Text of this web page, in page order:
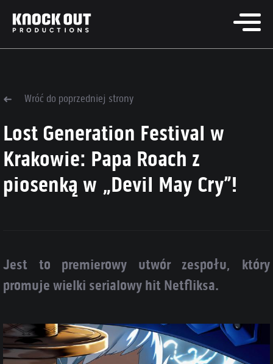
Wróć do poprzedniej strony
Lost Generation Festival w
Krakowie: Papa Roach z
piosenką w „Devil May Cry”!
Jest to premierowy utwór zespołu, który
promuje wielki serialowy hit Netfliksa.